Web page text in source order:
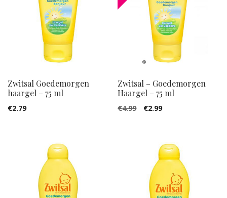
Zwitsal Goedemorgen
haargel – 75 ml
€2.79
Zwitsal – Goedemorgen
Haargel – 75 ml
€4.99 €2.99